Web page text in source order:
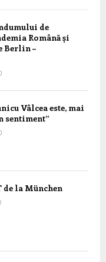
de
Română și
Berlin –
Vâlcea este, mai
sentiment”
de la München